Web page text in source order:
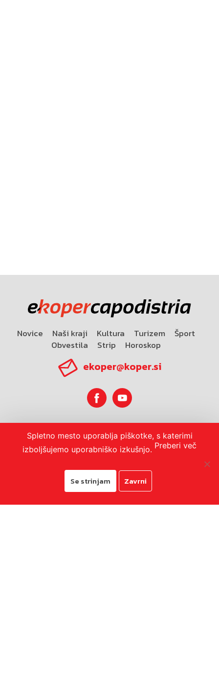
Novice Naši kraji Kultura Turizem
Šport
Obvestila
Strip Horoskop
ekoper@koper.si
Horoskop
Spletno mesto uporablja piškotke, s katerimi
izboljšujemo uporabniško izkušnjo. Preberi več
Se strinjam Zavrni